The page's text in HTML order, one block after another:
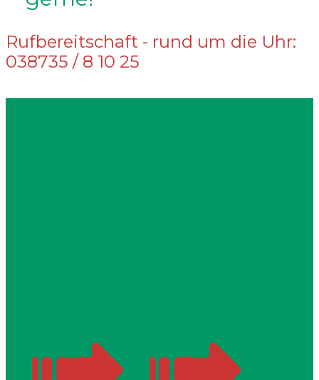
Rufbereitschaft - rund um die Uhr:
038735 / 8 10 25